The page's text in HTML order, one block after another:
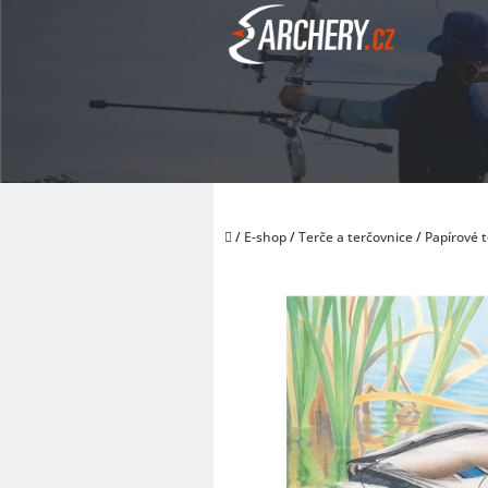
Domů
/ E-shop/Terče a terčovnice/ Papírové